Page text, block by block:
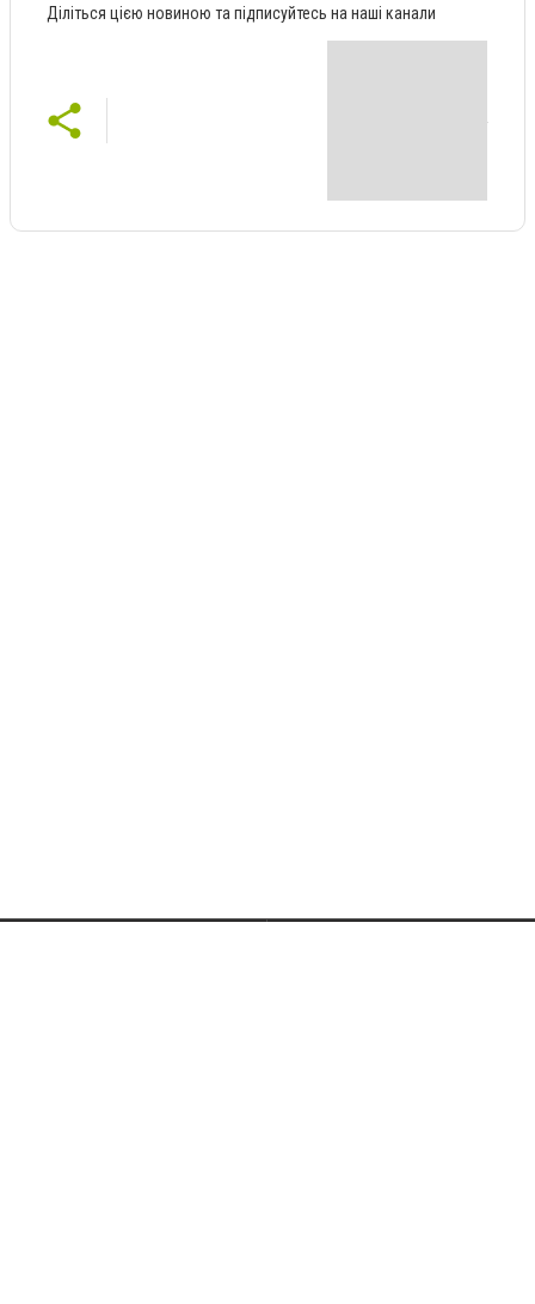
Діліться цією новиною та підписуйтесь на наші канали